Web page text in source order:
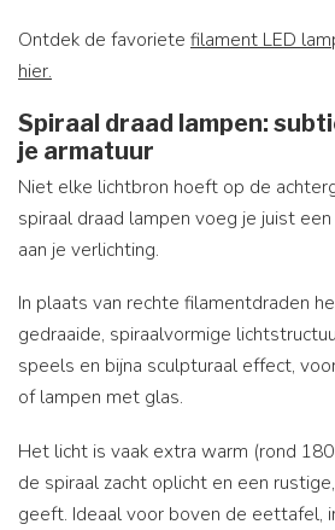
Ontdek de favoriete filament LED
hier.
Spiraal draad lampen:
je armatuur
Niet elke lichtbron hoeft op de
spiraal draad lampen voeg je juist
aan je verlichting.
In plaats van rechte filamentdraden
gedraaide, spiraalvormige
speels en bijna sculpturaal effect,
of lampen met glas.
Het licht is vaak extra warm (rond
de spiraal zacht oplicht en een
geeft. Ideaal voor boven de eettafel,